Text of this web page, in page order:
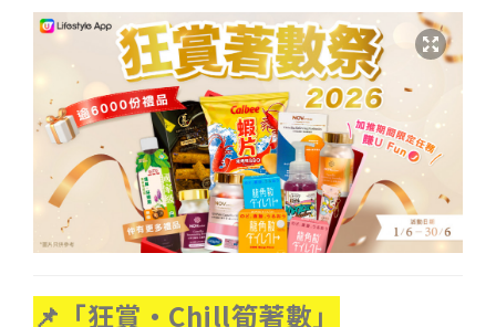
📌「狂賞‧Chill筍著數」